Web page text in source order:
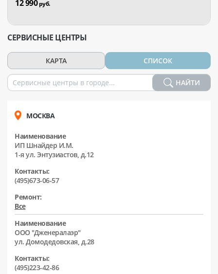
12 990руб.
СЕРВИСНЫЕ ЦЕНТРЫ
КАРТА СПИСОК
НАЙТИ
МОСКВА
Наименование
ИП Шнайдер И.М.
1-я ул. Энтузиастов, д.12
Контакты:
(495)673-06-57
Ремонт:
Все
Наименование
ООО "Дженералаэр"
ул. Домодедовская, д.28
Контакты:
(495)223-42-86